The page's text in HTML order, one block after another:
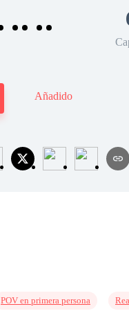
Añadido
POV en primera persona